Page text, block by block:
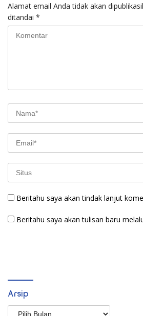
Alamat email Anda tidak akan
ditandai *
Beritahu saya akan tindak lanjut
Beritahu saya akan tulisan baru
Arsip
Arsip